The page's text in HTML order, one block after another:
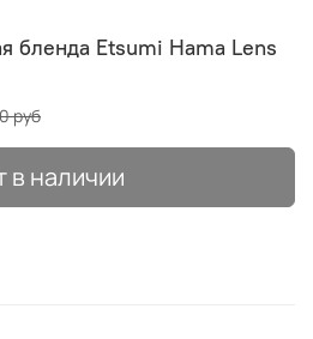
бленда Etsumi Hama Lens
руб
в наличии